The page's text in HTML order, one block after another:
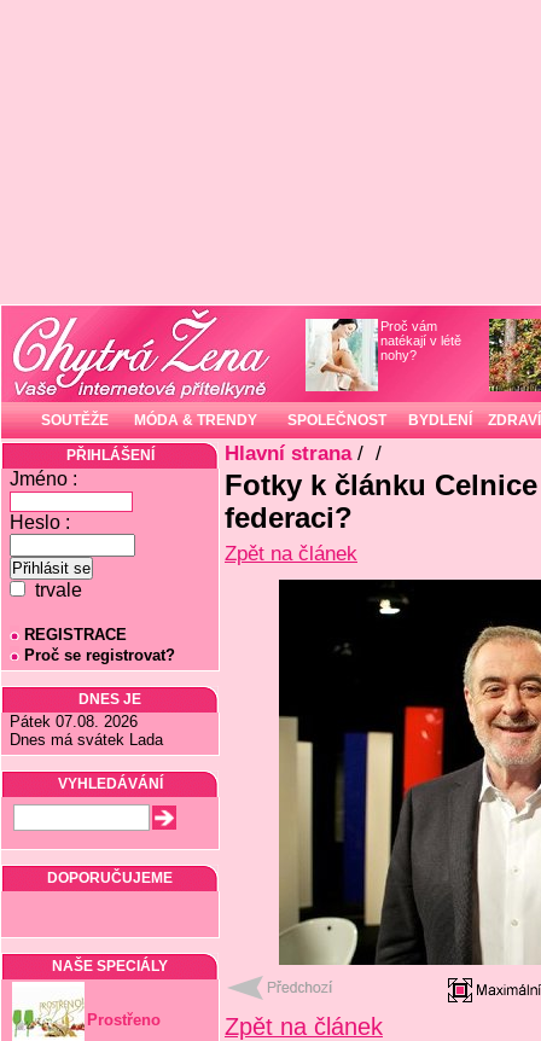
Proč vám
natékají v létě
nohy?
SOUTĚŽE MÓDA & TRENDY SPOLEČNOST BYDLENÍ ZDRAVÍ
PŘIHLÁŠENÍ
Jméno :
Heslo :
trvale
REGISTRACE
Proč se registrovat?
DNES JE
Pátek 07.08. 2026
Dnes má svátek Lada
VYHLEDÁVÁNÍ
DOPORUČUJEME
NAŠE SPECIÁLY
Prostřeno
Hlavní strana/ /
Fotky k článku
federaci?
Zpět na článek
Zpět na článek